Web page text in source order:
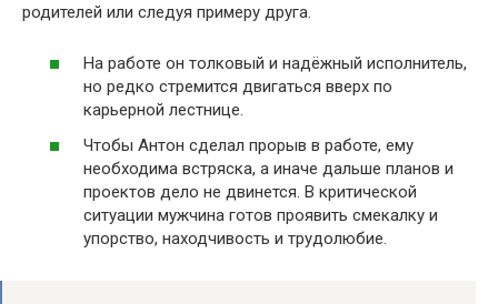
родителей или следуя примеру друга.
На работе он толковый и надёжный исполнитель,
но редко стремится двигаться вверх по
карьерной лестнице.
Чтобы Антон сделал прорыв в работе, ему
необходима встряска, а иначе дальше планов и
проектов дело не двинется. В критической
ситуации мужчина готов проявить смекалку и
упорство, находчивость и трудолюбие.